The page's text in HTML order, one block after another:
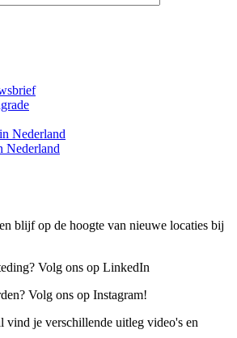
Nederland
Nederland
blijf op de hoogte van nieuwe locaties bij
Volg ons op LinkedIn
Volg ons op Instagram!
vind je verschillende uitleg video's en